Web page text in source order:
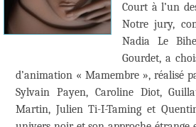
Court à l’un
Notre jury,
Nadia Le
Gourdet, a
d’animation « Mamembre », réalisé
Sylvain Payen, Caroline Diot,
Martin, Julien Ti-I-Taming et